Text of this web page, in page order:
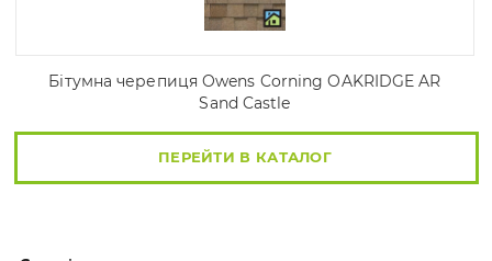
Бітумна черепиця Owens Corning OAKRIDGE AR
Sand Castle
ПЕРЕЙТИ В КАТАЛОГ